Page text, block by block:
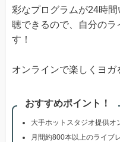
彩なプログラムが24時
聴できるので、自分の
す！
オンラインで楽しくヨガ
おすすめポイント！
大手ホットスタジオ提供オ
月間約800本以上のライブ